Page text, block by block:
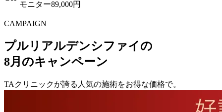
モニター89,000円
CAMPAIGN
プルリアルデンシファイの
8月のキャンペーン
TAクリニックが誇る人気の施術をお得な価格で。